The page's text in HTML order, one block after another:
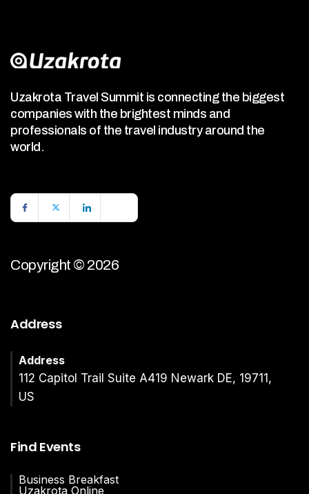
Uzakrota Travel Summit is connecting the biggest
companies with the brightest minds and
professionals of the travel industry around the
world.
Copyright © 2026
Address
Address
112 Capitol Trail Suite A419 Newark DE, 19711,
US
Find Events
Business Breakfast
Uzakrota Online